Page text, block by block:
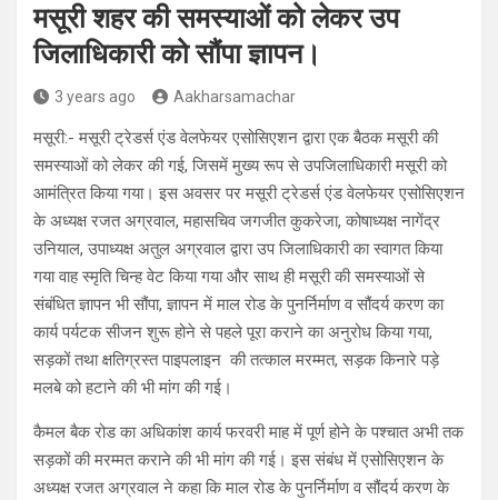
मसूरी शहर की समस्याओं को लेकर उप
जिलाधिकारी को सौंपा ज्ञापन।
3 years ago Aakharsamachar
मसूरी:- मसूरी ट्रेडर्स एंड वेलफेयर एसोसिएशन द्वारा एक बैठक मसूरी की
समस्याओं को लेकर की गई, जिसमें मुख्य रूप से उपजिलाधिकारी मसूरी को
आमंत्रित किया गया। इस अवसर पर मसूरी ट्रेडर्स एंड वेलफेयर एसोसिएशन
के अध्यक्ष रजत अग्रवाल, महासचिव जगजीत कुकरेजा, कोषाध्यक्ष नागेंद्र
उनियाल, उपाध्यक्ष अतुल अग्रवाल द्वारा उप जिलाधिकारी का स्वागत किया
गया वाह स्मृति चिन्ह वेट किया गया और साथ ही मसूरी की समस्याओं से
संबंधित ज्ञापन भी सौंपा, ज्ञापन में माल रोड के पुनर्निर्माण व सौंदर्य करण का
कार्य पर्यटक सीजन शुरू होने से पहले पूरा कराने का अनुरोध किया गया,
सड़कों तथा क्षतिग्रस्त पाइपलाइन की तत्काल मरम्मत, सड़क किनारे पड़े
मलबे को हटाने की भी मांग की गई।
कैमल बैक रोड का अधिकांश कार्य फरवरी माह में पूर्ण होने के पश्चात अभी तक
सड़कों की मरम्मत कराने की भी मांग की गई। इस संबंध में एसोसिएशन के
अध्यक्ष रजत अग्रवाल ने कहा कि माल रोड के पुनर्निर्माण व सौंदर्य करण के